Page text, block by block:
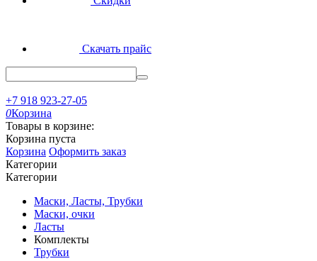
Скачать прайс
+7 918 923-27-05
0Корзина
Товары в корзине:
Корзина пуста
Корзина Оформить заказ
Категории
Категории
Маски, Ласты, Трубки
Маски, очки
Ласты
Комплекты
Трубки